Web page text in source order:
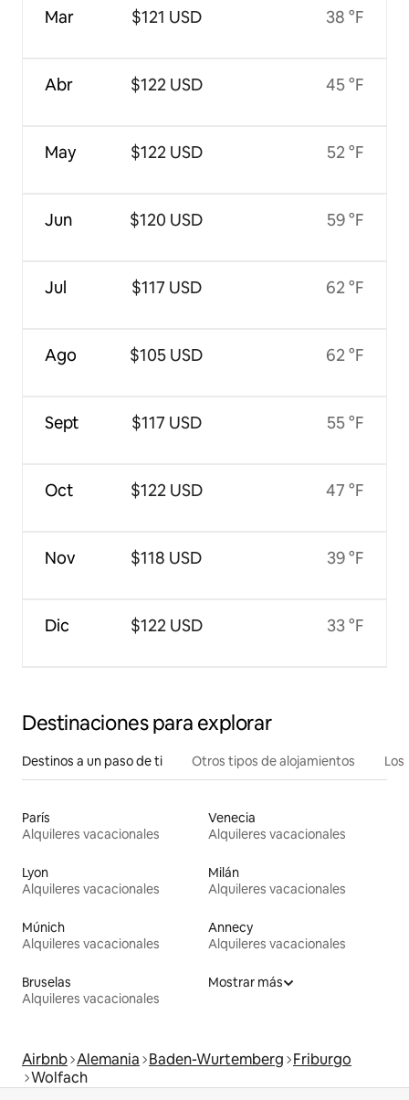
Mar
Abr
May
Jun
Jul
Ago
Sept
Oct
Nov
Dic
$121 USD
$122 USD
$122 USD
$120 USD
$117 USD
$105 USD
$117 USD
$122 USD
$118 USD
$122 USD
38 °F
45 °F
52 °F
59 °F
62 °F
62 °F
55 °F
47 °F
39 °F
33 °F
Destinaciones para explorar
Destinos a un paso de ti Otros tipos de alojamientos
París
Alquileres vacacionales
Venecia
Alquileres vacacionales
Lyon
Alquileres vacacionales
Milán
Alquileres vacacionales
Múnich
Alquileres vacacionales
Annecy
Alquileres vacacionales
Bruselas
Alquileres vacacionales
Mostrar más
Airbnb Alemania Baden-Wurtemberg Friburgo
Wolfach